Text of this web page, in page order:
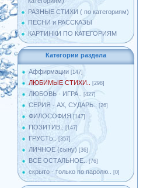
РАЗНЫЕ СТИХИ ( по категориям)
ПЕСНИ и РАССКАЗЫ
КАРТИНКИ ПО КАТЕГОРИЯМ
Категории раздела
Аффирмации [147]
ЛЮБИМЫЕ СТИХИ.. [298]
ЛЮБОВЬ - ИГРА.. [427]
СЕРИЯ - АХ, СУДАРЬ.. [26]
ФИЛОСОФИЯ [147]
ПОЗИТИВ.. [147]
ГРУСТЬ.. [357]
ЛИЧНОЕ (сыну) [36]
ВСЁ ОСТАЛЬНОЕ.. [76]
скрыто - только по паролю.. [0]